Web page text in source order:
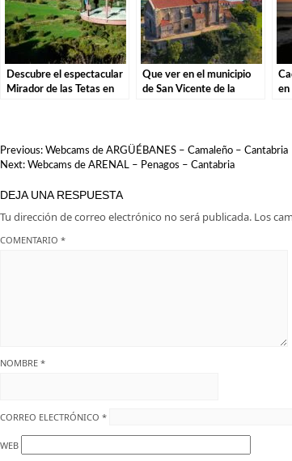
Descubre el espectacular
Mirador de las Tetas en
Que ver en el municipio
de San Vicente de la
en
NAVEGACIÓN
DE
Previous: Webcams de ARGÜÉBANES – Camaleño – Cantabria
Next: Webcams de ARENAL – Penagos – Cantabria
DEJA UNA RESPUESTA
Tu dirección de correo electrónico no será publicada. Los
COMENTARIO *
NOMBRE *
CORREO ELECTRÓNICO *
WEB